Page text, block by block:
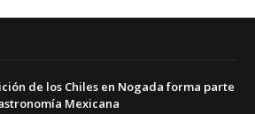
de los Chiles en Nogada forma parte
Mexicana